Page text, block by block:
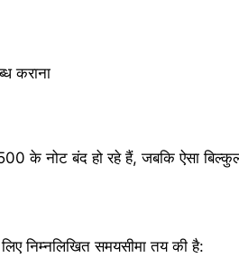
कराना
के नोट बंद हो रहे हैं, जबकि ऐसा
निम्नलिखित समयसीमा तय की है: